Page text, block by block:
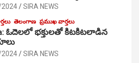
SIRA NEWS
తెలంగాణ ప్రముఖ వార్తలు
ఓదెల‌లో భక్తులతో కిటకిటలాడిన
SIRA NEWS